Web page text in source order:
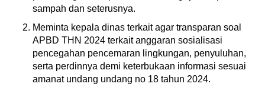
sampah dan seterusnya.
Meminta kepala dinas terkait agar transparan soal
APBD THN 2024 terkait anggaran sosialisasi
pencegahan pencemaran lingkungan, penyuluhan,
serta perdinnya demi keterbukaan informasi sesuai
amanat undang undang no 18 tahun 2024.